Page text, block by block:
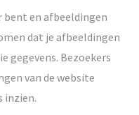
bent en afbeeldingen
dat je afbeeldingen
gegevens. Bezoekers
van de website
inzien.